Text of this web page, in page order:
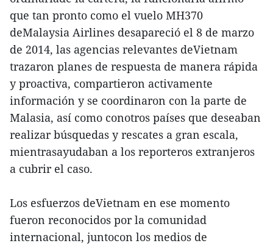
que tan pronto como el vuelo MH370
deMalaysia Airlines desapareció el 8 de marzo
de 2014, las agencias relevantes deVietnam
trazaron planes de respuesta de manera rápida
y proactiva, compartieron activamente
información y se coordinaron con la parte de
Malasia, así como conotros países que deseaban
realizar búsquedas y rescates a gran escala,
mientrasayudaban a los reporteros extranjeros
a cubrir el caso.
Los esfuerzos deVietnam en ese momento
fueron reconocidos por la comunidad
internacional, juntocon los medios de